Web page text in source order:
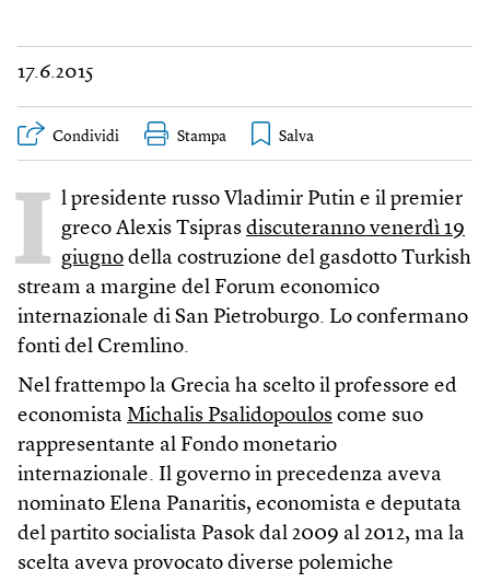
17.6.2015
Condividi Stampa
I l presidente russo Vladimir Putin e il premier
greco Alexis Tsipras discuteranno venerdì 19
giugno della costruzione del gasdotto Turkish
stream a margine del Forum economico
internazionale di San Pietroburgo. Lo confermano
fonti del Cremlino.
Nel frattempo la Grecia ha scelto il professore ed
economista Michalis Psalidopoulos come suo
rappresentante al Fondo monetario
internazionale. Il governo in precedenza aveva
nominato Elena Panaritis, economista e deputata
del partito socialista Pasok dal 2009 al 2012, ma la
scelta aveva provocato diverse polemiche